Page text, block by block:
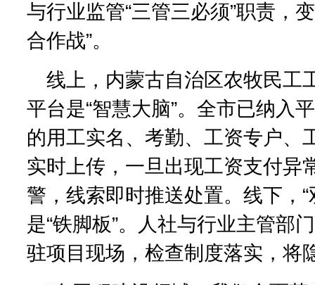
与行业监管“三管三必须”职责，
合作战”。
线上，内蒙古自治区农牧民工
平台是“智慧大脑”。全市已纳入
的用工实名、考勤、工资专户、
实时上传，一旦出现工资支付异
警，线索即时推送处置。线下，“
是“铁脚板”。人社与行业主管部
驻项目现场，检查制度落实，将